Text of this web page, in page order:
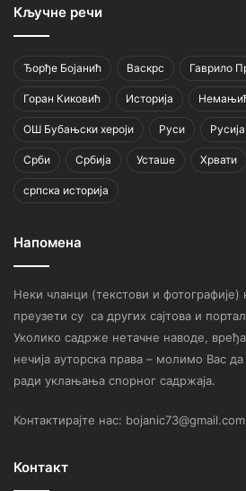
Кључне речи
Ђорђе Бојанић Васкрс Гаврило
Горан Киковић Историја
ОШ Бубањски хероји Руси Русија
Срби Србија Усташе Хрвати
српска историја
Напомена
Неки чланци (текстови и фотографије)
преузети су са других сајтова и
Уколико садрже нетачне наводе,
нечија ауторска права – молимо Вас
ради уклањања спорног садржаја.
Контактирајте нас: bojanic73@gmail.com
Контакт